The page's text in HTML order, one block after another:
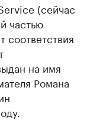
(сейчас
частью
соответствия
на имя
Романа